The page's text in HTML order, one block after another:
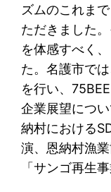
ズムのこれま
ただきました
を体感すべく
た。名護市で
を行い、
企業展望につ
納村における
演、恩納村漁
「サンゴ再生